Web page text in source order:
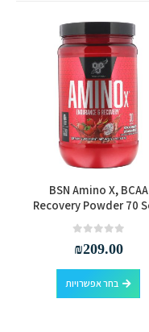
למוצר זה יש מספר סוגים. ניתן לבחור את האפשרויות בעמוד המוצר
BSN Amino X, BCAA
Recovery Powder 70
₪209.00
בחר אפשרויות
למוצר זה יש מספר סוגים. ניתן לבחור את האפשרויות בעמוד המוצר